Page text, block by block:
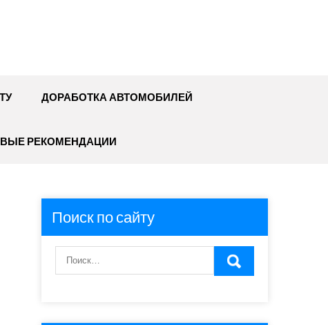
ДОРАБОТКА АВТОМОБИЛЕЙ
РЕКОМЕНДАЦИИ
Поиск по сайту